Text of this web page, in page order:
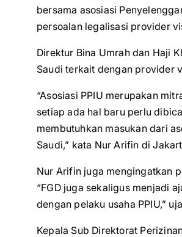
bersama asosiasi
persoalan legalisasi provider
Direktur Bina Umrah dan Haji
Saudi terkait dengan provider
“Asosiasi PPIU merupakan
setiap ada hal baru perlu
membutuhkan masukan dari
Saudi,” kata Nur Arifin di
Nur Arifin juga mengingatkan
“FGD juga sekaligus menjadi
dengan pelaku usaha PPIU,”
Kepala Sub Direktorat